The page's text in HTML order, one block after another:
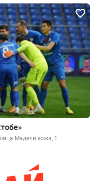
Мадели кожа, 1